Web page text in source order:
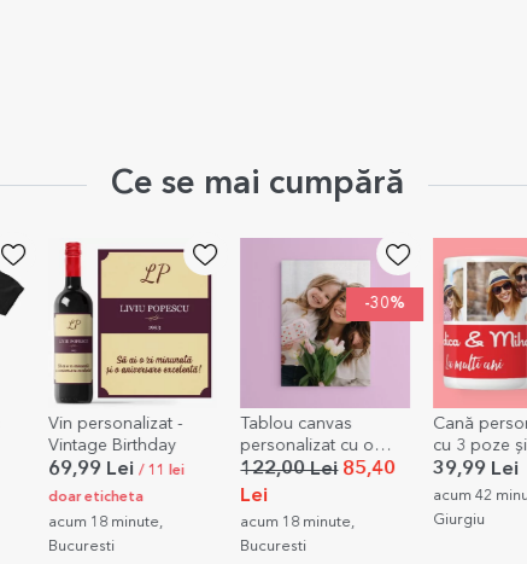
Ce se mai cumpără
Vin personalizat -
Vintage Birthday
69,99 Lei / 11 lei
doar eticheta
acum 18 minute,
Bucuresti
-30%
Tablou canvas
personalizat cu o
poză
122,00 Lei85,40
Lei
acum 18 minute,
Bucuresti
Cană
cu 3 poze și
model
de inimă
39,99 Lei
acum 42
Giurgiu